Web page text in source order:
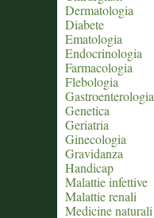
Dermatologia
Diabete
Ematologia
Endocrinologia
Farmacologia
Flebologia
Gastroenterologia
Genetica
Geriatria
Ginecologia
Gravidanza
Handicap
Malattie infettive
Malattie renali
Medicine naturali